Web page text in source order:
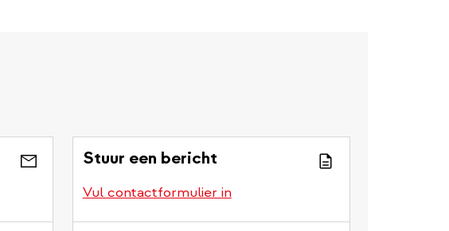
Stuur een bericht
Vul contactformulier in